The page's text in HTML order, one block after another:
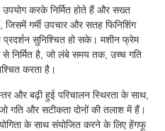
उपयोग करके निर्मित होते हैं और सख्त
गर्मी उपचार और सतह फिनिशिंग
सुनिश्चित हो सके। मशीन फ्रेम
निर्मित है, जो लंबे समय तक, उच्च गति
करता है।
और बढ़ी हुई परिचालन स्थिरता के साथ,
गति और सटीकता दोनों की तलाश में हैं।
के साथ संयोजित करने के लिए हेंगफू